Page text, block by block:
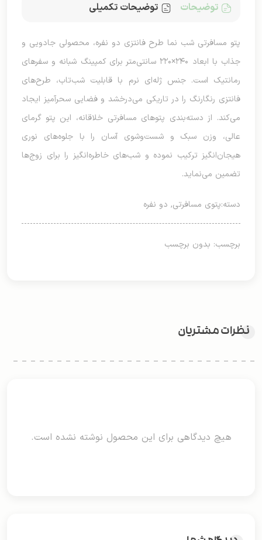
توضیحات توضیحات تکمیلی
پتو مسافرتی شب نما طرح فانتزی دو نفره، محصولی جادویی و
جذاب با ابعاد ۲۴۰×۲۲۰ سانتی‌متر برای کمپینگ شبانه و سفرهای
رمانتیک است. جنس ژله‌ای نرم با قابلیت شب‌تاب، طرح‌های
فانتزی رنگارنگ را در تاریکی می‌درخشد و فضایی سحرآمیز ایجاد
می‌کند. از دسته‌بندی پتوهای مسافرتی خلاقانه، این پتو گرمای
عالی، وزن سبک و شست‌وشوی آسان را با جلوه‌های نوری
هیجان‌انگیز ترکیب نموده و شب‌های خاطره‌انگیز را برای زوج‌ها
تضمین می‌نماید.
دسته:پتوی مسافرتی, دو نفره
برچسب: بدون برچسب
نظرات مشتریان
هیچ دیدگاهی برای این محصول نوشته نشده است.